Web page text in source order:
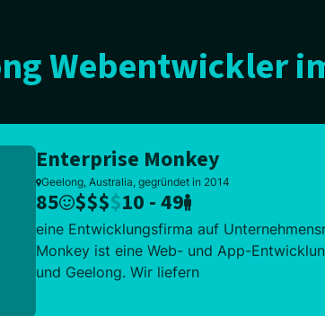
Webentwickler
Enterprise Monkey
Geelong, Australia, gegründet in 2014
85 $$$$10 - 49
eine Entwicklungsfirma auf
Monkey ist eine Web- und App-
und Geelong. Wir liefern